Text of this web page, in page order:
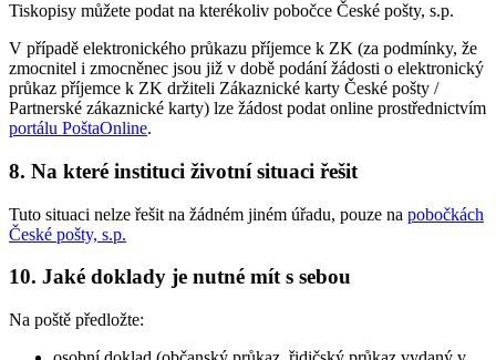
Tiskopisy můžete podat na kterékoliv pobočce České pošty, s.p.
V případě elektronického průkazu příjemce k ZK (za podmínky, že
zmocnitel i zmocněnec jsou již v době podání žádosti o elektronický
průkaz příjemce k ZK držiteli Zákaznické karty České pošty /
Partnerské zákaznické karty) lze žádost podat online prostřednictvím
portálu PoštaOnline.
8. Na které instituci životní situaci řešit
Tuto situaci nelze řešit na žádném jiném úřadu, pouze na pobočkách
České pošty, s.p.
10. Jaké doklady je nutné mít s sebou
Na poště předložte: